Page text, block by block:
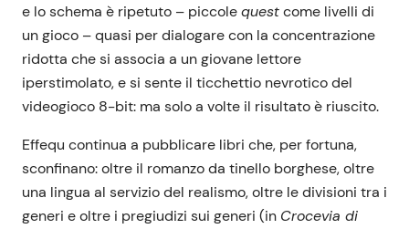
e lo schema è ripetuto – piccolequestcome livelli di
un gioco – quasi per dialogare con la concentrazione
ridotta che si associa a un giovane lettore
iperstimolato, e si sente il ticchettio nevrotico del
videogioco 8-bit: ma solo a volte il risultato è riuscito.
Effequ continua a pubblicare libri che, per fortuna,
sconfinano: oltre il romanzo da tinello borghese, oltre
una lingua al servizio del realismo, oltre le divisioni tra i
generi e oltre i pregiudizi sui generi (in Crocevia di